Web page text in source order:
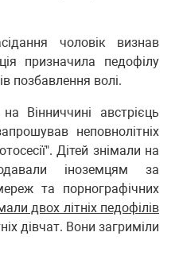
чоловік визнав
призначила педофілу
позбавлення волі.
Вінниччині австрієць
неповнолітніх
Дітей знімали на
іноземцям за
та порнографічних
двох літніх педофілів
дівчат. Вони загриміли